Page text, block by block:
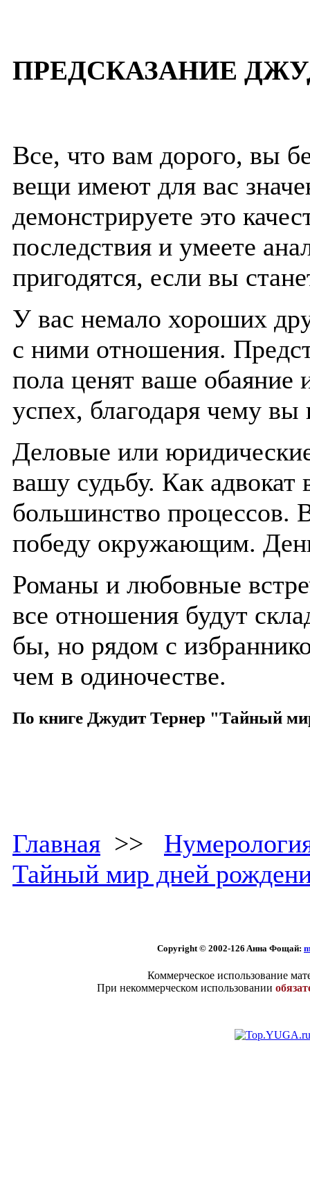
ПРЕДСКАЗАНИЕ
Все, что вам дорого, вы
вещи имеют для вас
демонстрируете это
последствия и умеете
пригодятся, если вы
У вас немало хороших
с ними отношения.
пола ценят ваше
успех, благодаря чему вы
Деловые или
вашу судьбу. Как
большинство процессов.
победу окружающим.
Романы и любовные
все отношения будут
бы, но рядом с
чем в одиночестве.
По книге Джудит Тернер "Тайный
Главная >>
Тайный мир дней
Copyright © 2002-126 Aннa Фoщaй:
Коммерческое использование
При некоммерческом использовании